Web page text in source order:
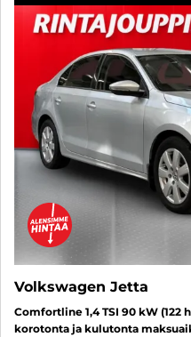
Volkswagen Jetta
Comfortline 1,4 TSI 90 kW (122
korotonta ja kulutonta